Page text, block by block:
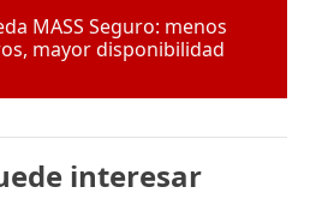
MASS Seguro: menos
mayor disponibilidad
interesar